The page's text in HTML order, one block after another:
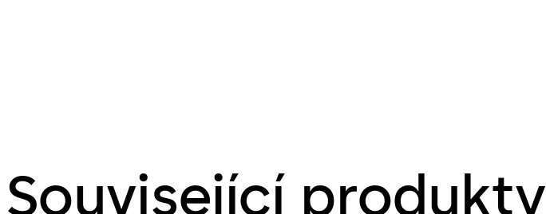
Související produkty